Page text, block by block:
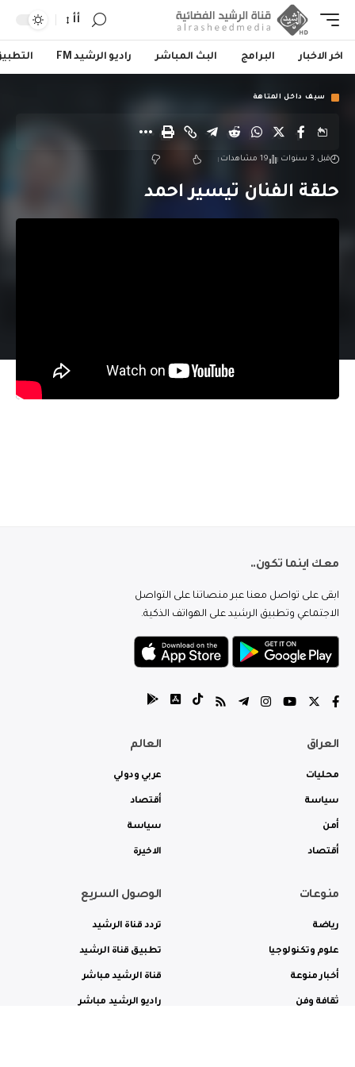
أأ
اخر الاخبار البرامج البث المباشر راديو الرشيد FM
سيف داخل المتاهة
قبل 3 سنوات 19 مشاهدات
حلقة الفنان تيسير احمد
معك اينما تكون..
ابقى على تواصل معنا عبر منصاتنا على التواصل
الاجتماعي وتطبيق الرشيد على الهواتف الذكية.
العراق
محليات
سياسة
أمن
أقتصاد
العالم
عربي ودولي
أقتصاد
سياسة
الاخيرة
منوعات
رياضة
علوم وتكنولوجيا
أخبار منوعة
ثقافة وفن
الوصول السريع
تردد قناة الرشيد
تطبيق قناة الرشيد
قناة الرشيد مباشر
راديو الرشيد مباشر